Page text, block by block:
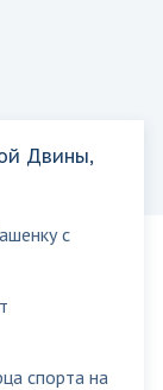
Двины,
с
спорта на